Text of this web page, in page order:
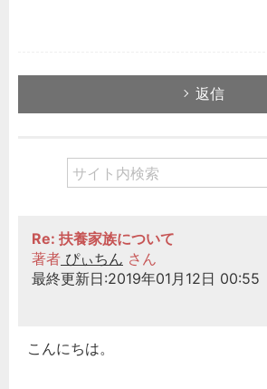
返信
Re: 扶養家族について
著者 ぴぃちん さん
最終更新日:2019年01月12日 00:55
こんにちは。